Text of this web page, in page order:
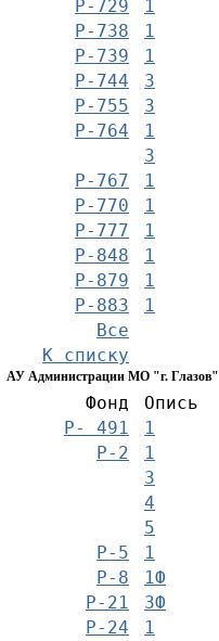
Р-729
1
Р-738
1
Р-739
1
Р-744
3
Р-755
3
Р-764
1
3
Р-767
1
Р-770
1
Р-777
1
Р-848
1
Р-879
1
Р-883
1
Все
К списку
АУ Администрации МО "г. Глазов"
Фонд
Опись
Р- 491
1
Р-2
1
3
4
5
Р-5
Р-8
1
Р-21
1Ф
3Ф
Р-24
1